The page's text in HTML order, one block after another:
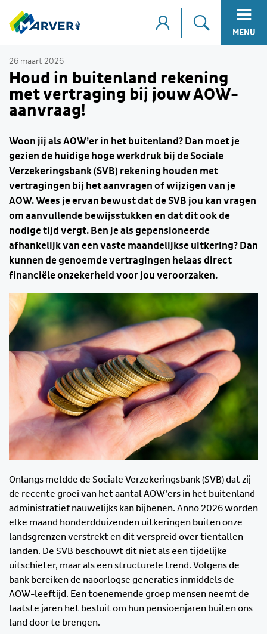
MENU
26 maart 2026
Houd in buitenland rekening
met vertraging bij jouw AOW-
aanvraag!
Woon jij als AOW’er in het buitenland? Dan moet je
gezien de huidige hoge werkdruk bij de Sociale
Verzekeringsbank (SVB) rekening houden met
vertragingen bij het aanvragen of wijzigen van je
AOW. Wees je ervan bewust dat de SVB jou kan vragen
om aanvullende bewijsstukken en dat dit ook de
nodige tijd vergt. Ben je als gepensioneerde
afhankelijk van een vaste maandelijkse uitkering? Dan
kunnen de genoemde vertragingen helaas direct
financiële onzekerheid voor jou veroorzaken.
Onlangs meldde de Sociale Verzekeringsbank (SVB) dat zij
de recente groei van het aantal AOW’ers in het buitenland
administratief nauwelijks kan bijbenen. Anno 2026 worden
elke maand honderdduizenden uitkeringen buiten onze
landsgrenzen verstrekt en dit verspreid over tientallen
landen. De SVB beschouwt dit niet als een tijdelijke
uitschieter, maar als een structurele trend. Volgens de
bank bereiken de naoorlogse generaties inmiddels de
AOW-leeftijd. Een toenemende groep mensen neemt de
laatste jaren het besluit om hun pensioenjaren buiten ons
land door te brengen.